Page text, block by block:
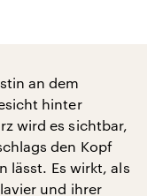
an dem
hinter
wird es sichtbar,
den Kopf
lässt. Es wirkt, als
und ihrer